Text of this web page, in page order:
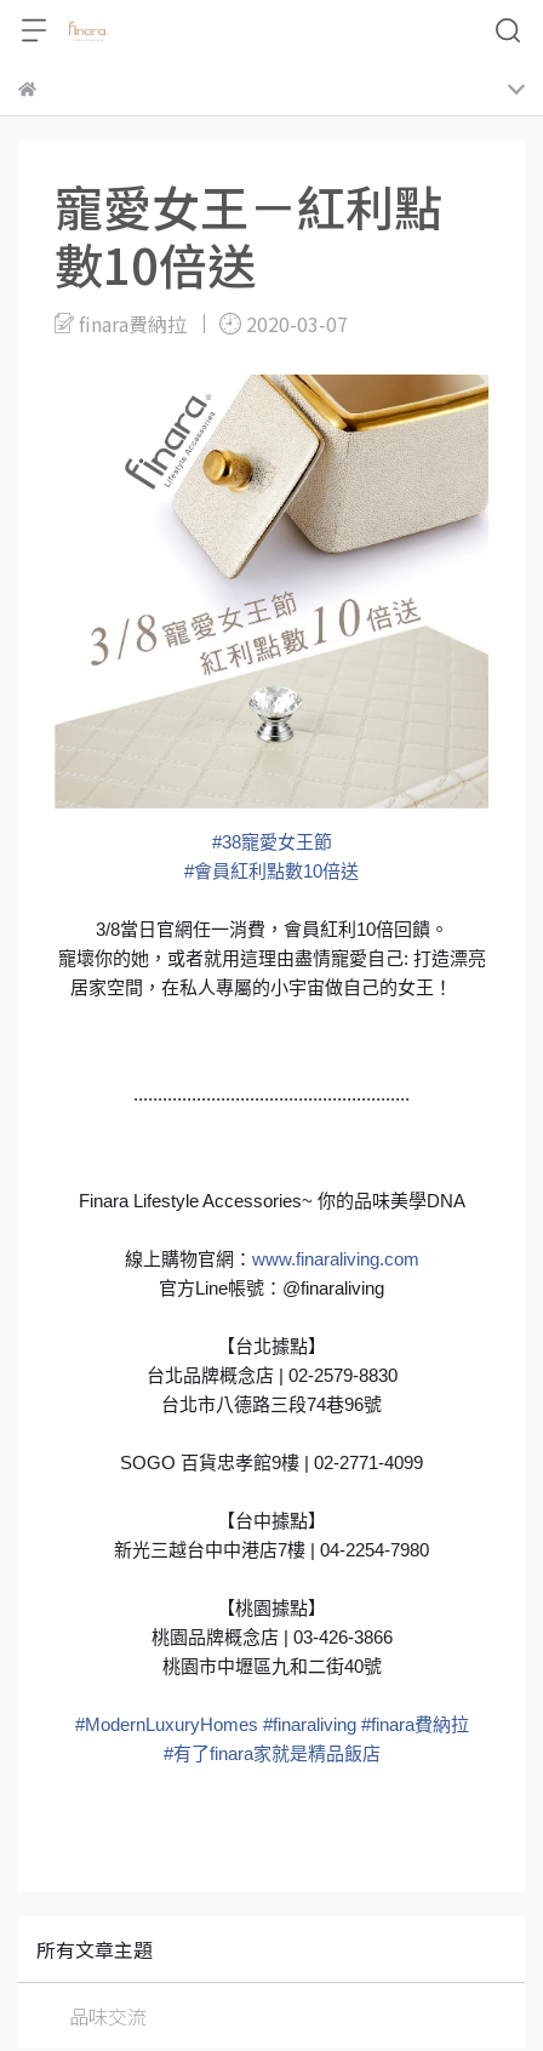
寵愛女王－紅利點
數10倍送
finara費納拉 2020-03-07
#38寵愛女王節
#會員紅利點數10倍送
3/8當日官網任一消費，會員紅利10倍回饋。
寵壞你的她，或者就用這理由盡情寵愛自己: 打造漂亮
居家空間，在私人專屬的小宇宙做自己的女王！
.........................................................
Finara Lifestyle Accessories~ 你的品味美學DNA
線上購物官網： www.finaraliving.com
官方Line帳號：@finaraliving
【台北據點】
台北品牌概念店 | 02-2579-8830
台北市八德路三段74巷96號
SOGO 百貨忠孝館9樓 | 02-2771-4099
【台中據點】
新光三越台中中港店7樓 | 04-2254-7980
【桃園據點】
桃園品牌概念店 | 03-426-3866
桃園市中壢區九和二街40號
#ModernLuxuryHomes #finaraliving #finara費納拉
#有了finara家就是精品飯店
所有文章主題
品味交流